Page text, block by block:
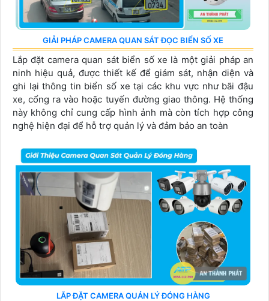
GIẢI PHÁP CAMERA QUAN SÁT ĐỌC BIỂN SỐ XE
Lắp đặt camera quan sát biển số xe là một giải pháp an
ninh hiệu quả, được thiết kế để giám sát, nhận diện và
ghi lại thông tin biển số xe tại các khu vực như bãi đậu
xe, cổng ra vào hoặc tuyến đường giao thông. Hệ thống
này không chỉ cung cấp hình ảnh mà còn tích hợp công
nghệ hiện đại để hỗ trợ quản lý và đảm bảo an toàn
LẮP ĐẶT CAMERA QUẢN LÝ ĐÓNG HÀNG